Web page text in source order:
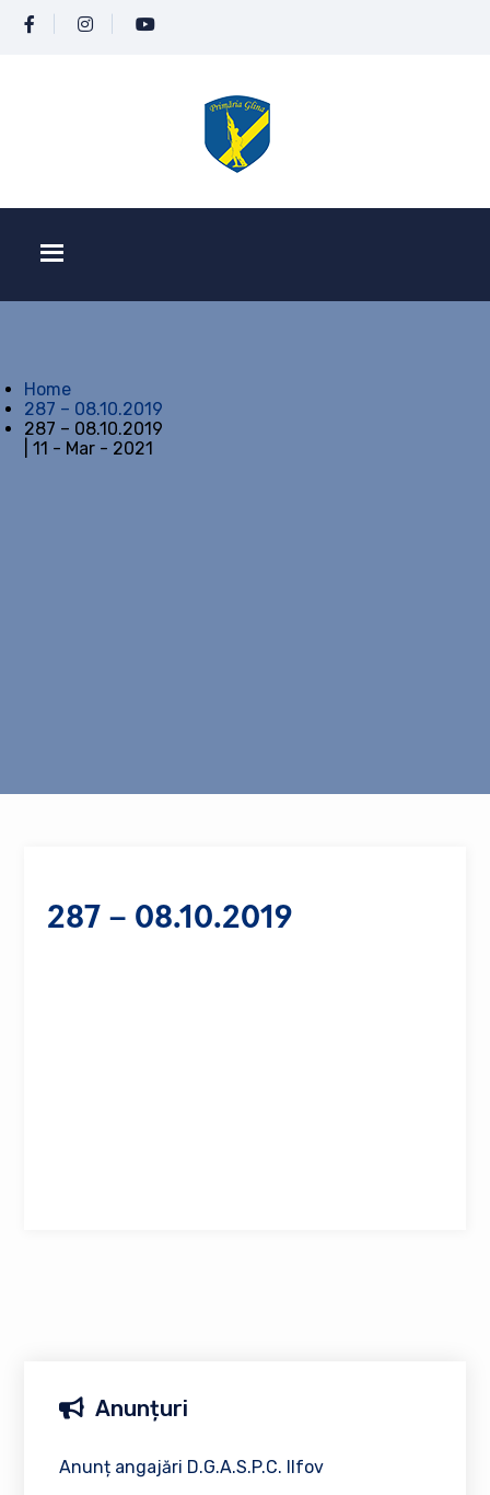
Home
287 – 08.10.2019
287 – 08.10.2019
| 11 - Mar - 2021
287 – 08.10.2019
Anunțuri
Anunț angajări D.G.A.S.P.C. Ilfov